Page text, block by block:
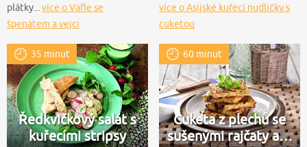
plátky... více o Vafle se
špenátem a vejci
více o Asijské kuřecí nudličky s
cuketou
35 minut
Ředkvičkový salát s
kuřecími stripsy
60 minut
Cuketa z plechu se
sušenými rajčaty a…